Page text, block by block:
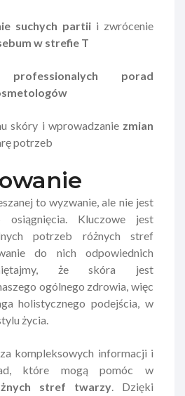
suchych partii i zwrócenie
w strefie T
professionalych porad
skóry i wprowadzanie zmian
potrzeb
to wyzwanie, ale nie jest
Kluczowe jest
potrzeb różnych stref
do nich odpowiednich
że skóra jest
ogólnego zdrowia, więc
holistycznego podejścia, w
życia.
kompleksowych informacji i
które mogą pomóc w
stref twarzy. Dzięki